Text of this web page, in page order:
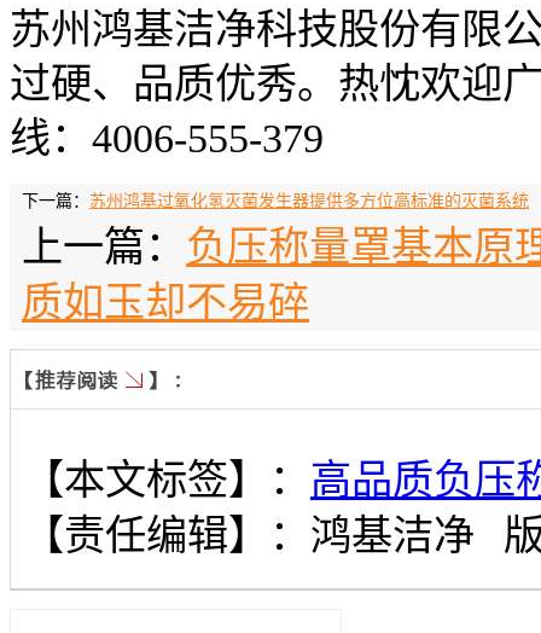
苏州鸿基洁净科技股份有限
过硬、品质优秀。热忱欢迎
线：4006-555-379
下一篇： 苏州鸿基过氧化氢灭菌发生器提供多方位高标准的灭菌系统
上一篇： 负压称量罩基本原
质如玉却不易碎
【本文标签】： 高品质负压
【责任编辑】： 鸿基洁净